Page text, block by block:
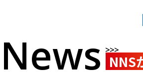
News NNS